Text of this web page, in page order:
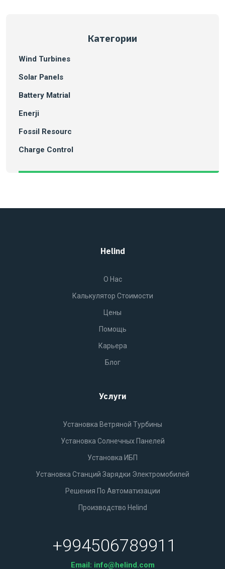
Категории
Wind Turbines
Solar Panels
Battery Matrial
Enerji
Fossil Resourc
Charge Control
Helind
O Нас
Калькулятор Стоимости
Цены
Помощь
Карьера
Блог
Услуги
Установка Ветряной Турбины
Установка Солнечных Панелей
Установка ИБП
Установка Станций Зарядки Электромобилей
Решения По Автоматизации
Производство Helind
+994506789911
Email: info@helind.com